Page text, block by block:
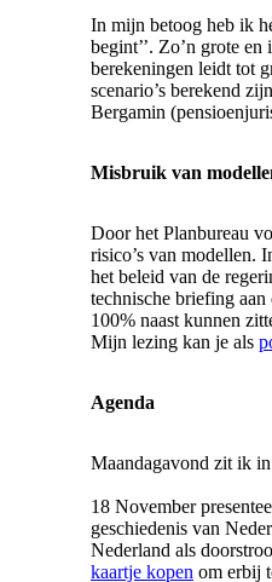
In mijn betoog heb ik
begint’’. Zo’n grote
berekeningen leidt tot
scenario’s berekend
Bergamin
Misbruik van
Door het Planbureau
risico’s van modellen.
het beleid van de
technische briefing
100% naast kunnen
Mijn lezing kan je als
Agenda
Maandagavond zit ik
18 November
geschiedenis van
Nederland als
kaartje kopen om erbij